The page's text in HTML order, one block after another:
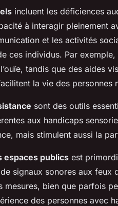
incluent les déficiences
à interagir pleinement
et les activités
ces individus. Par
tandis que des aides
la vie des personnes
sont des outils
aux handicaps
mais stimulent aussi la
espaces publics est
signaux sonores aux
mesures, bien que parfois
des personnes avec